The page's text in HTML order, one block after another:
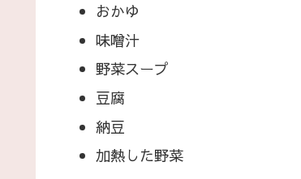
おかゆ
味噌汁
野菜スープ
豆腐
納豆
加熱した野菜